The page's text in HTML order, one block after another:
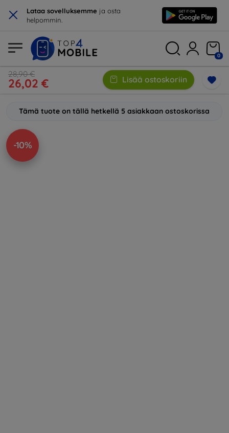
× Lataa sovelluksemme ja osta
helpommin.
0
28,90 €
26,02 € Lisää ostoskoriin
Tämä tuote on tällä hetkellä 5 asiakkaan ostoskorissa
-10%